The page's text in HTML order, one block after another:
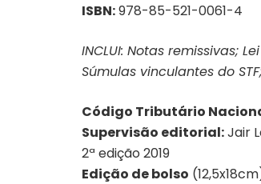
ISBN:978-85-521-0061-4
INCLUI: Notas remissivas;
Súmulas vinculantes do
Código Tributário
Supervisão editorial:Jair
2ª edição 2019
Edição de bolso